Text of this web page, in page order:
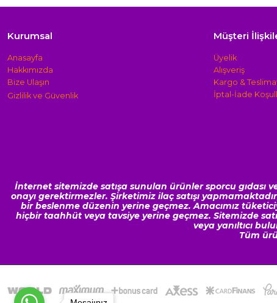
Kurumsal
Anasayfa
Hakkımızda
Bize Ulaşın
Gizlilik ve Güvenlik
Müşteri
Üyelik
Alışveriş
Kargo &
İptal-İade
İnternet sitemizde satışa sunulan ürünler sporcu gıdası
onayı gerektirmezler. Şirketimiz ilaç satışı
bir beslenme düzenin yerine geçmez. Amacımız
hiçbir taahhüt veya tavsiye yerine geçmez. Sitemizde
veya yanıltıcı
Tüm